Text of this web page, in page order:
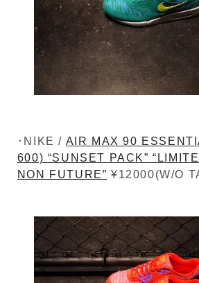
･NIKE / AIR MAX 90
600) “SUNSET PACK”
NON FUTURE” ¥12000(W/O